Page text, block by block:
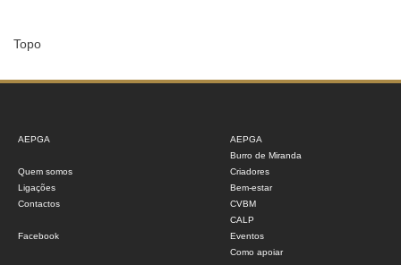
Topo
AEPGA
Quem somos
Ligações
Contactos
Facebook
AEPGA
Burro de Miranda
Criadores
Bem-estar
CVBM
CALP
Eventos
Como apoiar